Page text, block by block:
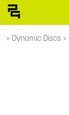
Dynamic Discs